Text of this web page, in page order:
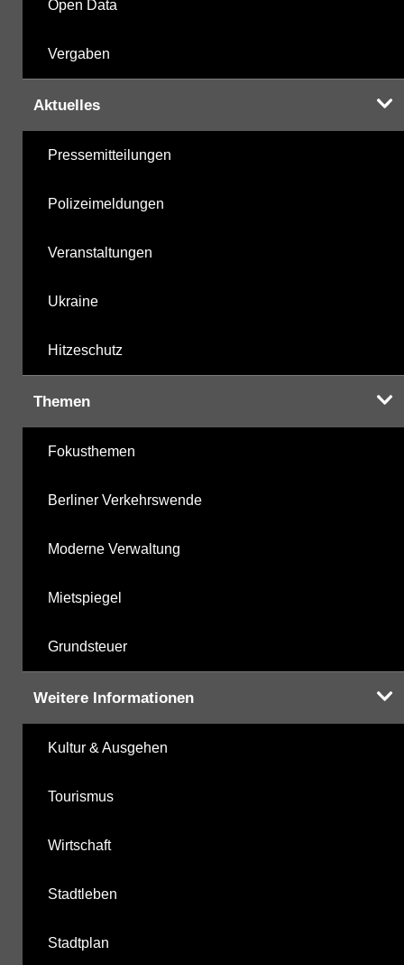
Open Data
Vergaben
Aktuelles
Pressemitteilungen
Polizeimeldungen
Veranstaltungen
Ukraine
Hitzeschutz
Themen
Fokusthemen
Berliner Verkehrswende
Moderne Verwaltung
Mietspiegel
Grundsteuer
Weitere Informationen
Kultur & Ausgehen
Tourismus
Wirtschaft
Stadtleben
Stadtplan